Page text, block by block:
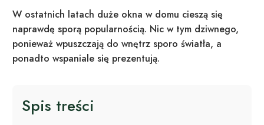
W ostatnich latach duże okna w domu cieszą się
naprawdę sporą popularnością. Nic w tym dziwnego,
ponieważ wpuszczają do wnętrz sporo światła, a
ponadto wspaniale się prezentują.
Spis treści